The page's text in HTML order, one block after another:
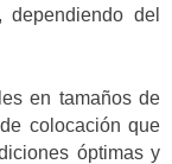
del
en tamaños de
colocación que
óptimas y